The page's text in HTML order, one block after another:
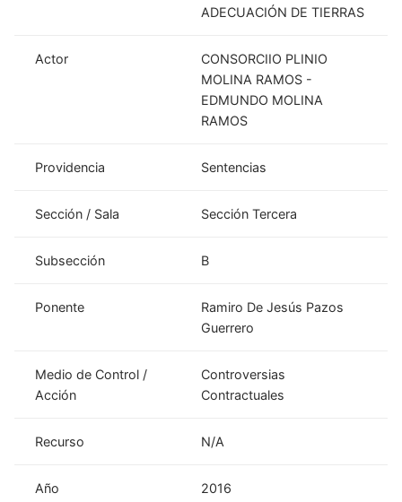
ADECUACIÓN DE TIERRAS
Actor
CONSORCIIO PLINIO
MOLINA RAMOS -
EDMUNDO MOLINA
RAMOS
Providencia Sentencias
Sección / Sala Sección Tercera
Subsección B
Ponente
Ramiro De Jesús Pazos
Guerrero
Medio de Control /
Acción
Controversias
Contractuales
Recurso N/A
Año 2016